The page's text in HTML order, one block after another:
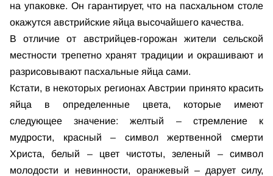
на упаковке. Он гарантирует, что на пасхальном столе
окажутся австрийские яйца высочайшего качества.
В отличие от австрийцев-горожан жители сельской
местности трепетно хранят традиции и окрашивают и
разрисовывают пасхальные яйца сами.
Кстати, в некоторых регионах Австрии принято красить
яйца в определенные цвета, которые имеют
следующее значение: желтый – стремление к
мудрости, красный – символ жертвенной смерти
Христа, белый – цвет чистоты, зеленый – символ
молодости и невинности, оранжевый – дарует силу,